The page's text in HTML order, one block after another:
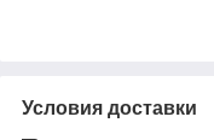
Условия доставки